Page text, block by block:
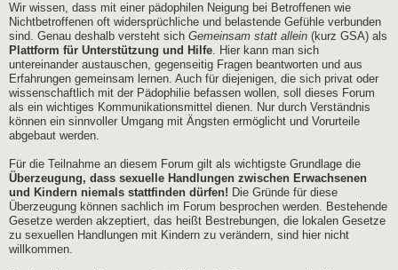
Wir wissen, dass mit einer pädophilen Neigung bei Betroffenen wie
Nichtbetroffenen oft widersprüchliche und belastende Gefühle verbunden
sind. Genau deshalb versteht sich Gemeinsam statt allein (kurz GSA) als
Plattform für Unterstützung und Hilfe. Hier kann man sich
untereinander austauschen, gegenseitig Fragen beantworten und aus
Erfahrungen gemeinsam lernen. Auch für diejenigen, die sich privat oder
wissenschaftlich mit der Pädophilie befassen wollen, soll dieses Forum
als ein wichtiges Kommunikationsmittel dienen. Nur durch Verständnis
können ein sinnvoller Umgang mit Ängsten ermöglicht und Vorurteile
abgebaut werden.
Für die Teilnahme an diesem Forum gilt als wichtigste Grundlage die
Überzeugung, dass sexuelle Handlungen zwischen Erwachsenen
und Kindern niemals stattfinden dürfen! Die Gründe für diese
Überzeugung können sachlich im Forum besprochen werden. Bestehende
Gesetze werden akzeptiert, das heißt Bestrebungen, die lokalen Gesetze
zu sexuellen Handlungen mit Kindern zu verändern, sind hier nicht
willkommen.